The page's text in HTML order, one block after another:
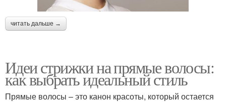
читать дальше →
Идеи стрижки на прямые волосы:
как выбрать идеальный стиль
Прямые волосы – это канон красоты, который остается